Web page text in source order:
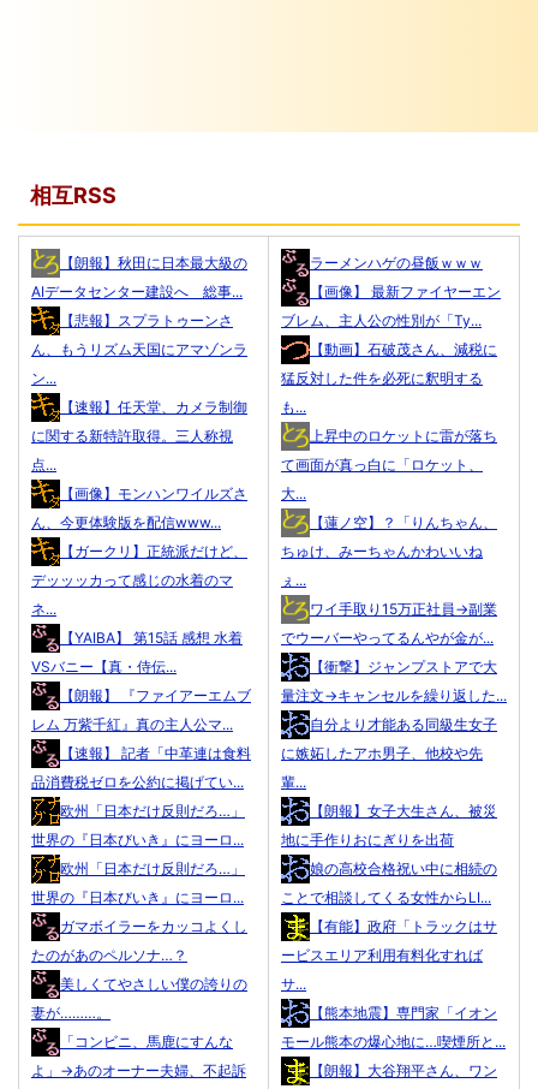
相互RSS
【朗報】秋田に日本最大級の
AIデータセンター建設へ 総事...
【悲報】スプラトゥーンさ
ん、もうリズム天国にアマゾンラ
ン...
【速報】任天堂、カメラ制御
に関する新特許取得。三人称視
点...
【画像】モンハンワイルズさ
ん、今更体験版を配信www...
【ガークリ】正統派だけど、
デッッッカって感じの水着のマ
ネ...
【YAIBA】 第15話 感想 水着
VSバニー【真・侍伝...
【朗報】 『ファイアーエムブ
レム 万紫千紅』真の主人公マ...
【速報】 記者「中革連は食料
品消費税ゼロを公約に掲げてい...
欧州「日本だけ反則だろ…」
世界の『日本びいき』にヨーロ...
欧州「日本だけ反則だろ…」
世界の『日本びいき』にヨーロ...
ガマボイラーをカッコよくし
たのがあのペルソナ…？
美しくてやさしい僕の誇りの
妻が………。
「コンビニ、馬鹿にすんな
よ」→あのオーナー夫婦、不起訴
ラーメンハゲの昼飯ｗｗｗ
【画像】 最新ファイヤーエン
ブレム、主人公の性別が「Ty...
【動画】石破茂さん、減税に
猛反対した件を必死に釈明する
も...
上昇中のロケットに雷が落ち
て画面が真っ白に「ロケット、
大...
【蓮ノ空】？「りんちゃん、
ちゅけ、みーちゃんかわいいね
ぇ...
ワイ手取り15万正社員→副業
でウーバーやってるんやが金が...
【衝撃】ジャンプストアで大
量注文→キャンセルを繰り返した...
自分より才能ある同級生女子
に嫉妬したアホ男子、他校や先
輩...
【朗報】女子大生さん、被災
地に手作りおにぎりを出荷
娘の高校合格祝い中に相続の
ことで相談してくる女性からLI...
【有能】政府「トラックはサ
ービスエリア利用有料化すれば
サ...
【熊本地震】専門家「イオン
モール熊本の爆心地に…喫煙所と...
【朗報】大谷翔平さん、ワン